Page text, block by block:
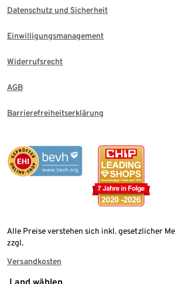
Datenschutz und Sicherheit
Einwilligungsmanagement
Widerrufsrecht
AGB
Barrierefreiheitserklärung
Alle Preise verstehen sich inkl. gesetzlicher
zzgl.
Versandkosten